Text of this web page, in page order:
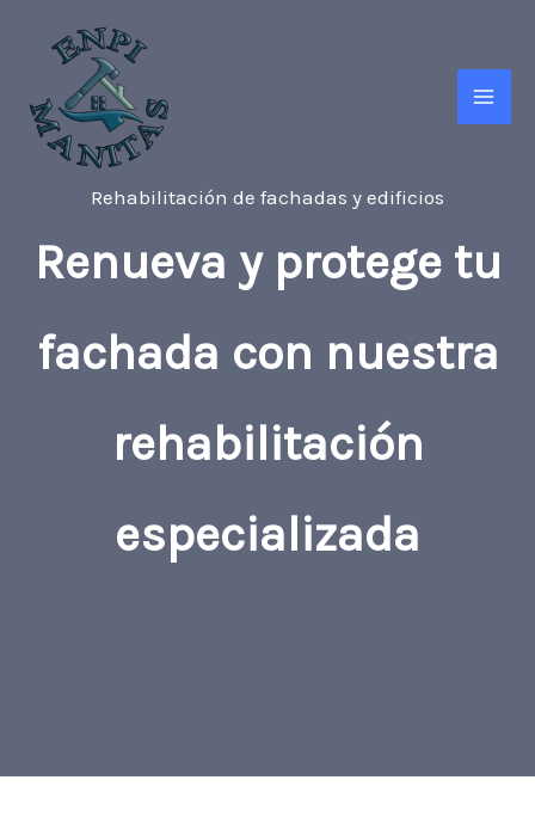
contenido
Rehabilitación de fachadas y edificios
Renueva y protege tu
fachada con nuestra
rehabilitación
especializada